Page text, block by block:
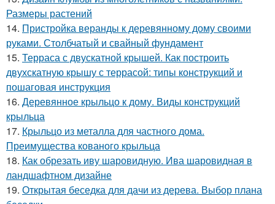
Размеры растений
14. Пристройка веранды к деревянному дому своими
руками. Столбчатый и свайный фундамент
15. Терраса с двускатной крышей. Как построить
двухскатную крышу с террасой: типы конструкций и
пошаговая инструкция
16. Деревянное крыльцо к дому. Виды конструкций
крыльца
17. Крыльцо из металла для частного дома.
Преимущества кованого крыльца
18. Как обрезать иву шаровидную. Ива шаровидная в
ландшафтном дизайне
19. Открытая беседка для дачи из дерева. Выбор плана